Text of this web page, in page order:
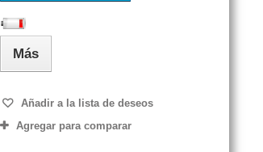
Más
Añadir a la lista de deseos
Agregar para comparar